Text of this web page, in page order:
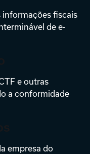
informações fiscais
de e-
e outras
a conformidade
empresa do